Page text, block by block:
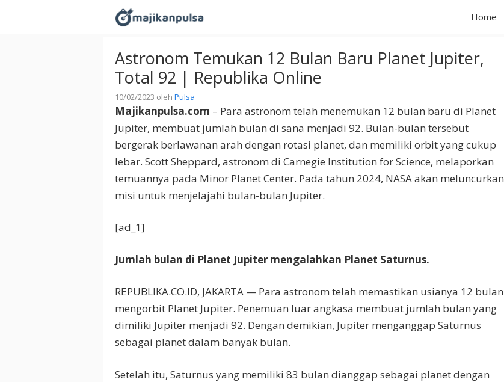
Home
Astronom Temukan 12 Bulan Baru Planet Jupiter,
Total 92 | Republika Online
10/02/2023 oleh Pulsa
Majikanpulsa.com – Para astronom telah menemukan 12 bulan baru di Planet
Jupiter, membuat jumlah bulan di sana menjadi 92. Bulan-bulan tersebut
bergerak berlawanan arah dengan rotasi planet, dan memiliki orbit yang cukup
lebar. Scott Sheppard, astronom di Carnegie Institution for Science, melaporkan
temuannya pada Minor Planet Center. Pada tahun 2024, NASA akan meluncurkan
misi untuk menjelajahi bulan-bulan Jupiter.
[ad_1]
Jumlah bulan di Planet Jupiter mengalahkan Planet Saturnus.
REPUBLIKA.CO.ID, JAKARTA — Para astronom telah memastikan usianya 12 bulan
mengorbit Planet Jupiter. Penemuan luar angkasa membuat jumlah bulan yang
dimiliki Jupiter menjadi 92. Dengan demikian, Jupiter menganggap Saturnus
sebagai planet dalam banyak bulan.
Setelah itu, Saturnus yang memiliki 83 bulan dianggap sebagai planet dengan